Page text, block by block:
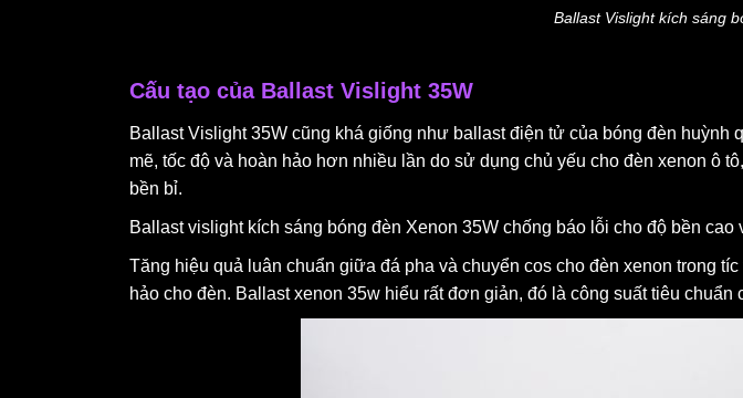
Ballast Vislight kích sáng
Cấu tạo của Ballast Vislight 35W
Ballast Vislight 35W cũng khá giống như ballast điện tử của bóng đèn
mẽ, tốc độ và hoàn hảo hơn nhiều lần do sử dụng chủ yếu cho đèn xenon ô
bền bỉ.
Ballast vislight kích sáng bóng đèn Xenon 35W chống báo lỗi cho độ bền
Tăng hiệu quả luân chuẩn giữa đá pha và chuyển cos cho đèn xenon trong
hảo cho đèn. Ballast xenon 35w hiểu rất đơn giản, đó là công suất tiêu